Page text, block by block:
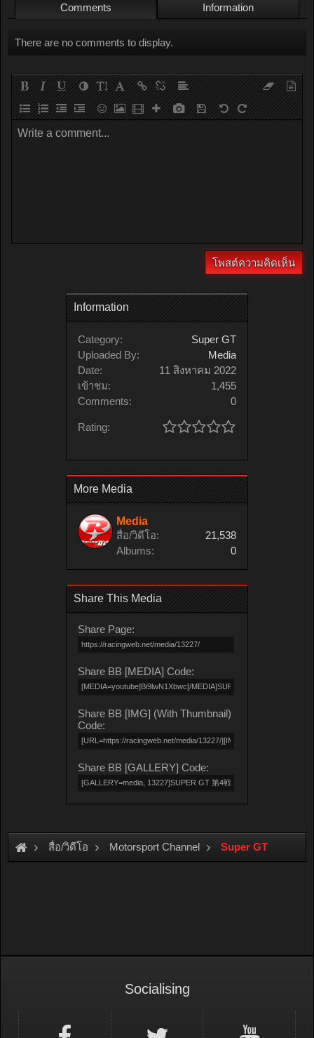
Comments Information
There are no comments to display.
Write a comment...
Information
Category:
Super GT
Uploaded By:
Media
Date:
11 สิงหาคม 2022
เข้าชม:
1,455
Comments:
0
Rating:
More Media
Media
สื่อ/วิดีโอ:
21,538
Albums:
0
Share This Media
Share Page:
Share BB [MEDIA] Code:
Share BB [IMG] (With Thumbnail)
Code:
Share BB [GALLERY] Code:
สื่อ/วิดีโอ Motorsport Channel Super GT
Socialising